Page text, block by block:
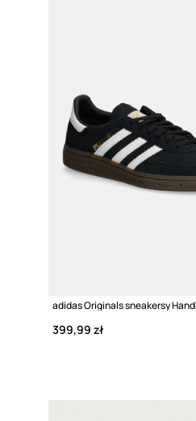
399,99 zł